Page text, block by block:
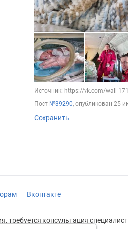
Источник: https://vk.com/wall-
Пост №39290, опубликован 25
Сохранить
Вконтакте
требуется консультация